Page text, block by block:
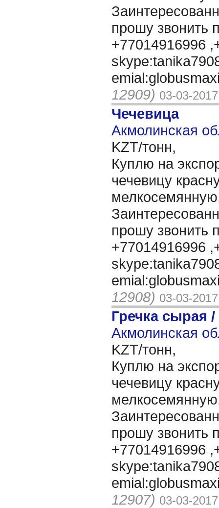
прошу звонить
+77014916996
12909) 03-03-2017
Чечевица
Акмолинская
KZT/тонн,
Куплю на
чечевицу
прошу звонить
+77014916996
12908) 03-03-2017
Гречка сырая /
Акмолинская
KZT/тонн,
Куплю на
чечевицу
прошу звонить
+77014916996
12907) 03-03-2017